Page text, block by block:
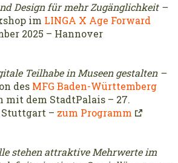
Design für mehr Zugänglichkeit –
im LINGA X Age Forward
2025 – Hannover
Teilhabe in Museen gestalten –
des MFG Baden-Württemberg
mit dem StadtPalais – 27.
Stuttgart – zum Programm
stehen attraktive Mehrwerte im